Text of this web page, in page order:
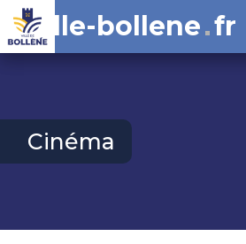
ville-bollene fr
Cinéma